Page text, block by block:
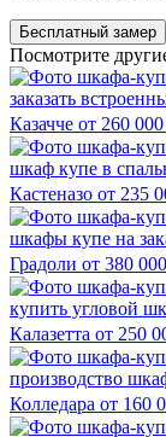
Бесплатный замер
Посмотрите
заказать
Казачче от 260
шкаф купе в
Кастеназо от 235
шкафы купе на
Градоли от 380
купить угловой
Калазетта от 250
производство
Колледара от 160